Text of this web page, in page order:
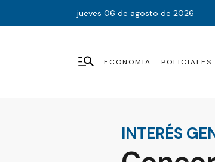
jueves 06 de agosto de 2026
ECONOMIA POLICIALES
INTERÉS